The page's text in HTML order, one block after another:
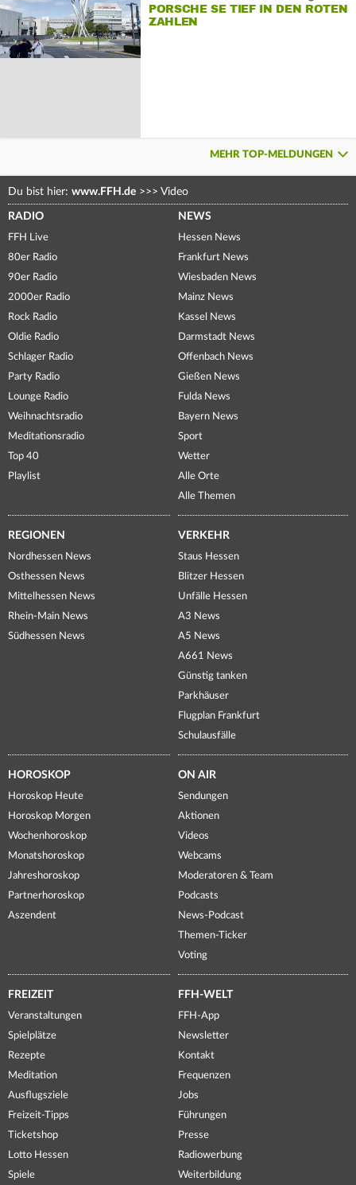
PORSCHE SE TIEF IN DEN ROTEN
ZAHLEN
MEHR TOP-MELDUNGEN
Du bist hier: www.FFH.de >>> Video
RADIO
FFH Live
80er Radio
90er Radio
2000er Radio
Rock Radio
Oldie Radio
Schlager Radio
Party Radio
Lounge Radio
Weihnachtsradio
Meditationsradio
Top 40
Playlist
NEWS
Hessen News
Frankfurt News
Wiesbaden News
Mainz News
Kassel News
Darmstadt News
Offenbach News
Gießen News
Fulda News
Bayern News
Sport
Wetter
Alle Orte
Alle Themen
REGIONEN
Nordhessen News
Osthessen News
Mittelhessen News
Rhein-Main News
Südhessen News
VERKEHR
Staus Hessen
Blitzer Hessen
Unfälle Hessen
A3 News
A5 News
A661 News
Günstig tanken
Parkhäuser
Flugplan Frankfurt
Schulausfälle
HOROSKOP
Horoskop Heute
Horoskop Morgen
Wochenhoroskop
Monatshoroskop
Jahreshoroskop
Partnerhoroskop
Aszendent
ON AIR
Sendungen
Aktionen
Videos
Webcams
Moderatoren & Team
Podcasts
News-Podcast
Themen-Ticker
Voting
FREIZEIT
Veranstaltungen
Spielplätze
Rezepte
Meditation
Ausflugsziele
Freizeit-Tipps
Ticketshop
Lotto Hessen
Spiele
FFH-WELT
FFH-App
Newsletter
Kontakt
Frequenzen
Jobs
Führungen
Presse
Radiowerbung
Weiterbildung